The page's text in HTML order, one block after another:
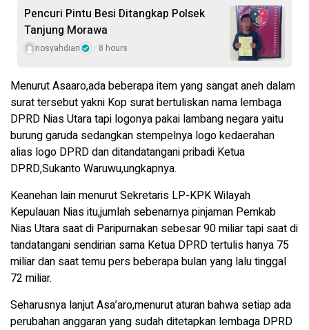
Pencuri Pintu Besi Ditangkap Polsek
Tanjung Morawa
riosyahdian 8 hours
Menurut Asaaro,ada beberapa item yang sangat aneh dalam
surat tersebut yakni Kop surat bertuliskan nama lembaga
DPRD Nias Utara tapi logonya pakai lambang negara yaitu
burung garuda sedangkan stempelnya logo kedaerahan
alias logo DPRD dan ditandatangani pribadi Ketua
DPRD,Sukanto Waruwu,ungkapnya.
Keanehan lain menurut Sekretaris LP-KPK Wilayah
Kepulauan Nias itu,jumlah sebenarnya pinjaman Pemkab
Nias Utara saat di Paripurnakan sebesar 90 miliar tapi saat di
tandatangani sendirian sama Ketua DPRD tertulis hanya 75
miliar dan saat temu pers beberapa bulan yang lalu tinggal
72 miliar.
Seharusnya lanjut Asa’aro,menurut aturan bahwa setiap ada
perubahan anggaran yang sudah ditetapkan lembaga DPRD